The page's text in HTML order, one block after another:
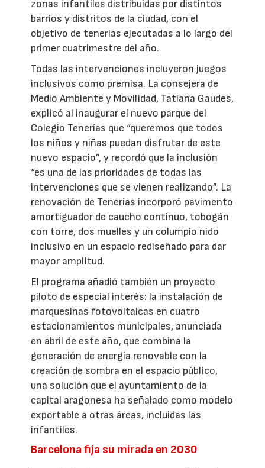
zonas infantiles distribuidas por distintos
barrios y distritos de la ciudad, con el
objetivo de tenerlas ejecutadas a lo largo del
primer cuatrimestre del año.
Todas las intervenciones incluyeron juegos
inclusivos como premisa. La consejera de
Medio Ambiente y Movilidad, Tatiana Gaudes,
explicó al inaugurar el nuevo parque del
Colegio Tenerías que “queremos que todos
los niños y niñas puedan disfrutar de este
nuevo espacio”, y recordó que la inclusión
“es una de las prioridades de todas las
intervenciones que se vienen realizando”. La
renovación de Tenerías incorporó pavimento
amortiguador de caucho continuo, tobogán
con torre, dos muelles y un columpio nido
inclusivo en un espacio rediseñado para dar
mayor amplitud.
El programa añadió también un proyecto
piloto de especial interés: la instalación de
marquesinas fotovoltaicas en cuatro
estacionamientos municipales, anunciada
en abril de este año, que combina la
generación de energía renovable con la
creación de sombra en el espacio público,
una solución que el ayuntamiento de la
capital aragonesa ha señalado como modelo
exportable a otras áreas, incluidas las
infantiles.
Barcelona fija su mirada en 2030